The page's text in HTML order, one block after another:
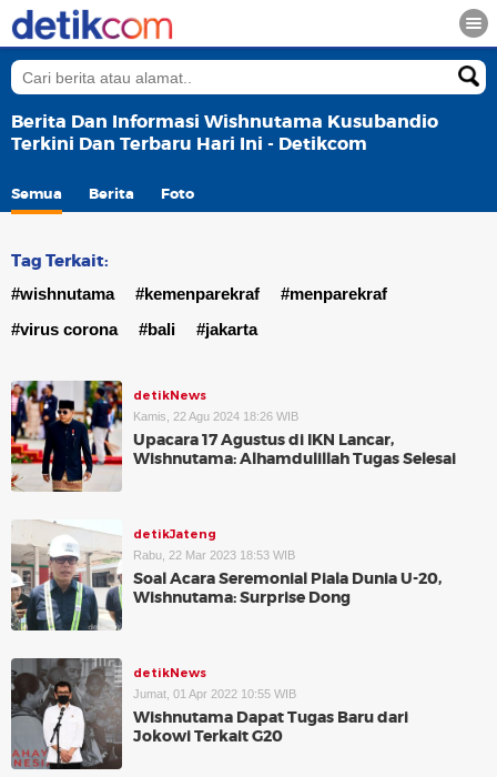
Berita Dan Informasi Wishnutama Kusubandio
Terkini Dan Terbaru Hari Ini - Detikcom
Semua Berita Foto
Tag Terkait:
#wishnutama #kemenparekraf
#menparekraf
#virus corona
#bali #jakarta
detikNews
Kamis, 22 Agu 2024 18:26 WIB
Upacara 17 Agustus di IKN Lancar,
Wishnutama: Alhamdulillah Tugas Selesai
detikJateng
Rabu, 22 Mar 2023 18:53 WIB
Soal Acara Seremonial Piala Dunia U-20,
Wishnutama: Surprise Dong
detikNews
Jumat, 01 Apr 2022 10:55 WIB
Wishnutama Dapat Tugas Baru dari
Jokowi Terkait G20